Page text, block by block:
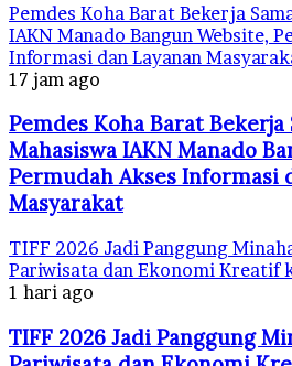
Pemdes Koha Barat Bekerja
IAKN Manado Bangun Website,
Informasi dan Layanan
17 jam ago
Pemdes Koha Barat Bekerja
Mahasiswa IAKN Manado
Permudah Akses Informasi
Masyarakat
TIFF 2026 Jadi Panggung
Pariwisata dan Ekonomi Kreatif
1 hari ago
TIFF 2026 Jadi Panggung